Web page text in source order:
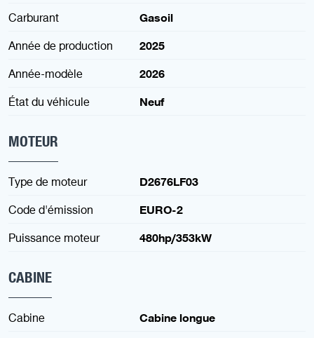
Carburant
Gasoil
Année de production
2025
Année-modèle
2026
État du véhicule
Neuf
MOTEUR
Type de moteur
D2676LF03
Code d'émission
EURO-2
Puissance moteur
480hp/353kW
CABINE
Cabine
Cabine longue